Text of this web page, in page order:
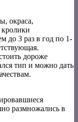
окраса,
до 3 раз в год по 1-
дороже
тип и можно дать
размножались в